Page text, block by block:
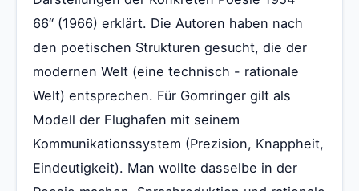
66“ (1966) erklärt. Die Autoren haben nach
den poetischen Strukturen gesucht, die der
modernen Welt (eine technisch - rationale
Welt) entsprechen. Für Gomringer gilt als
Modell der Flughafen mit seinem
Kommunikationssystem (Prezision, Knappheit,
Eindeutigkeit). Man wollte dasselbe in der